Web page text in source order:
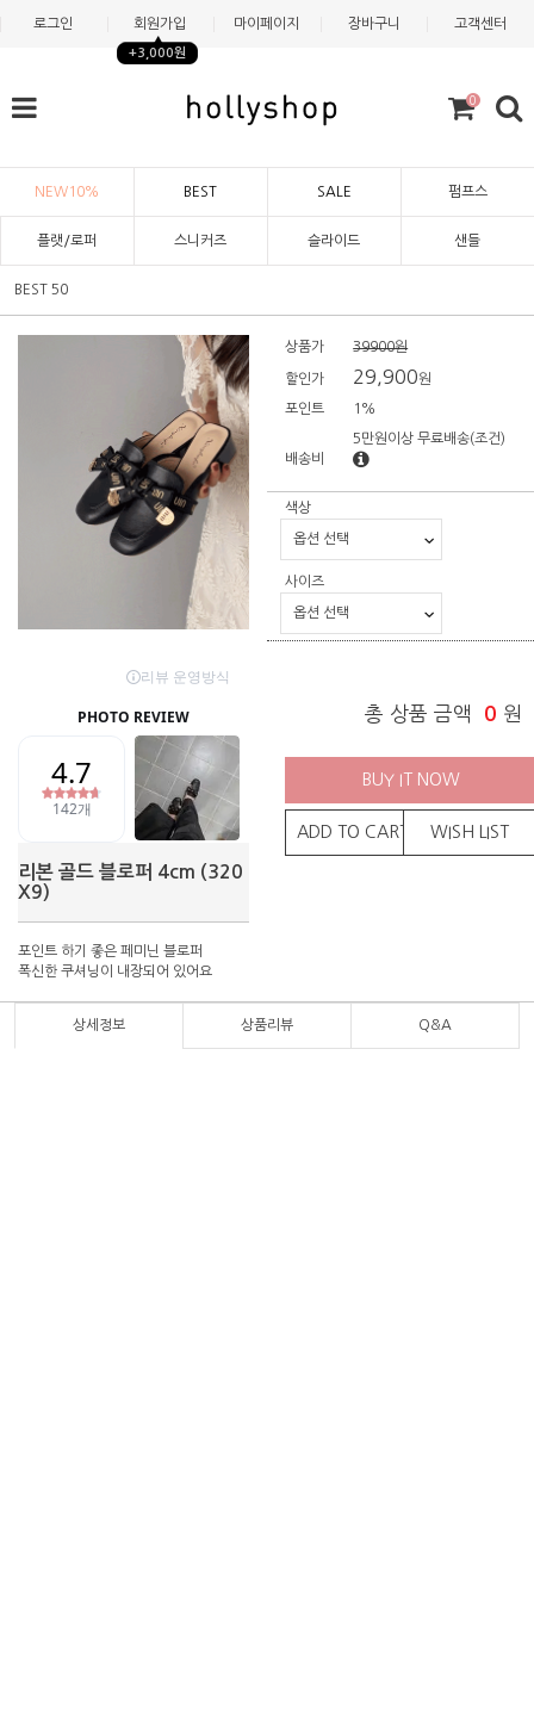
로그인 회원가입
+3,000원
마이페이지 장바구니 고객센터
0
NEW10% BEST SALE 펌프스
플랫/로퍼 스니커즈 슬라이드 샌들
BEST 50
리본 골드 블로퍼 4cm (320
X9)
포인트 하기 좋은 페미닌 블로퍼
폭신한 쿠셔닝이 내장되어 있어요
상품가 39900원
할인가 29,900원
포인트 1%
배송비
5만원이상 무료배송(조건)
색상
사이즈
총 상품 금액 0 원
BUY IT NOW
ADD TO CART WISH LIST
상세정보 상품리뷰 Q&A